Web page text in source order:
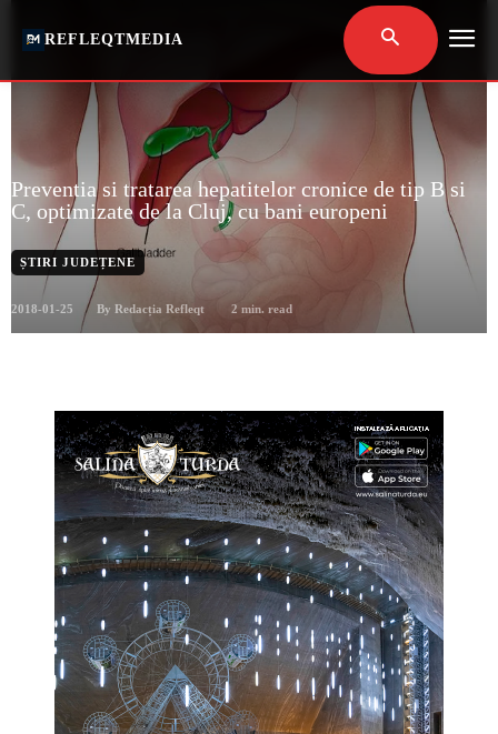
REFLEQTMEDIA
Preventia si tratarea hepatitelor cronice de tip B si
C, optimizate de la Cluj, cu bani europeni
ȘTIRI JUDEȚENE
2018-01-25 By Redacția Refleqt 2 min. read